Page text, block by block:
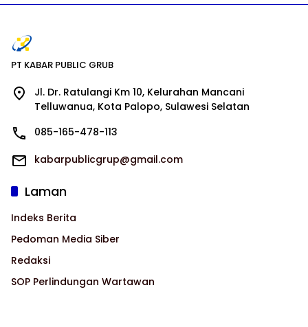
PT KABAR PUBLIC GRUB
Jl. Dr. Ratulangi Km 10, Kelurahan Mancani
Telluwanua, Kota Palopo, Sulawesi Selatan
085-165-478-113
kabarpublicgrup@gmail.com
Laman
Indeks Berita
Pedoman Media Siber
Redaksi
SOP Perlindungan Wartawan